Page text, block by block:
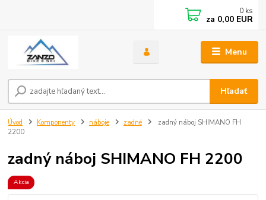
Menu
Hľadať
0 ks
za 0,00 EUR
Úvod Komponenty náboje zadné
zadný náboj SHIMANO FH
2200
zadný náboj SHIMANO FH 2200
Akcia